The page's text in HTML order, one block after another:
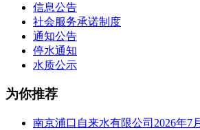
信息公告
社会服务承诺制度
通知公告
停水通知
水质公示
为你推荐
南京浦口自来水有限公司2026年7